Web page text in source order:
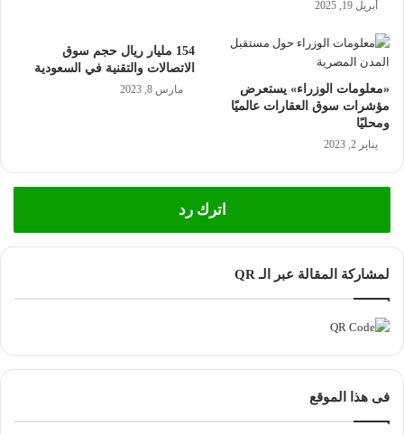
أبريل 19, 2025
«معلومات الوزراء» يستعرض
مؤشرات سوق العقارات عالميًا
ومحليًا
يناير 2, 2023
154 مليار ريال حجم سوق
الاتصالات والتقنية في السعودية
مارس 8, 2023
اترك رد
لمشاركة المقالة عبر الـ QR
فى هذا الموقع